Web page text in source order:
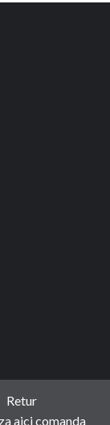
Retur
aici comanda